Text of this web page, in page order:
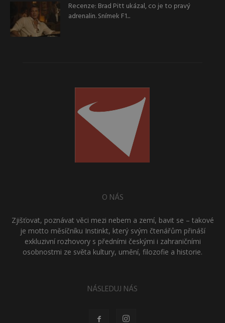
Recenze: Brad Pitt ukázal, co je to pravý
adrenalin. Snímek F1...
O NÁS
Zjišťovat, poznávat věci mezi nebem a zemí, bavit se – takové
je motto měsíčníku Instinkt, který svým čtenářům přináší
exkluzivní rozhovory s předními českými i zahraničními
osobnostmi ze světa kultury, umění, filozofie a historie.
NÁSLEDUJ NÁS